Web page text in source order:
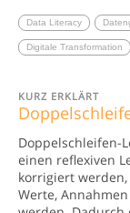
Data Literacy
Digitale Transformation
KURZ ERKLÄRT
Doppelschleifen-
einen reflexiven
korrigiert
Werte,